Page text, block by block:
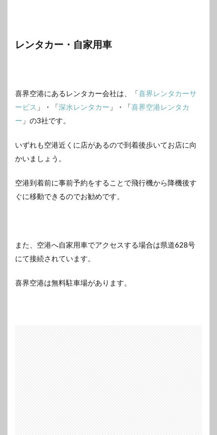
レンタカー・自家用車
喜界空港にあるレンタカー会社は、「 喜界レンタカーサ
ービス 」・「 深水レンタカー 」・「 喜界空港レンタカ
ー 」の3社です。
いずれも空港近くに店があるので到着後歩いてお店に向
かいましょう。
空港到着前に事前予約をすることで飛行機から降機後す
ぐに移動できるのでお勧めです。
また、空港へ自家用車でアクセスする場合は県道628号
にて接続されています。
喜界空港は無料駐車場があります。